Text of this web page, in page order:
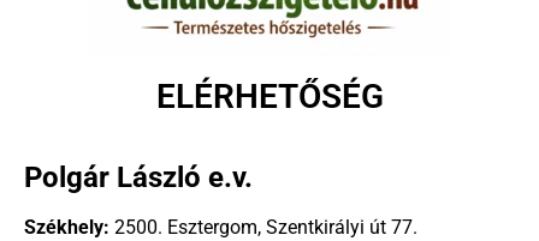
ELÉRHETŐSÉG
Polgár László e.v.
Székhely: 2500. Esztergom, Szentkirályi út 77.